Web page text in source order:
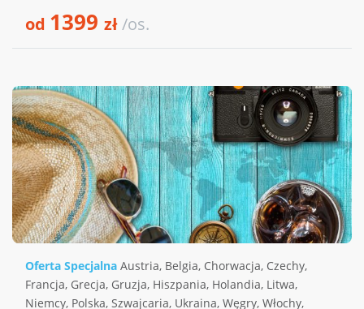
od 1399 zł/os.
Oferta Specjalna Austria, Belgia, Chorwacja, Czechy,
Francja, Grecja, Gruzja, Hiszpania, Holandia, Litwa,
Niemcy, Polska, Szwajcaria, Ukraina, Węgry, Włochy,